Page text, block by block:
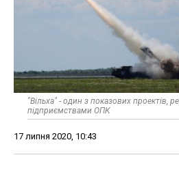
"Вільха" - один з показових проектів,
підприємствами ОПК
17 липня 2020, 10:43